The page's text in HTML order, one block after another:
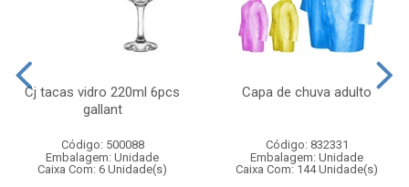
Cj tacas vidro 220ml 6pcs
gallant
Código: 500088
Embalagem: Unidade
Caixa Com: 6 Unidade(s)
Capa de chuva adulto
Código: 832331
Embalagem: Unidade
Caixa Com: 144 Unidade(s)